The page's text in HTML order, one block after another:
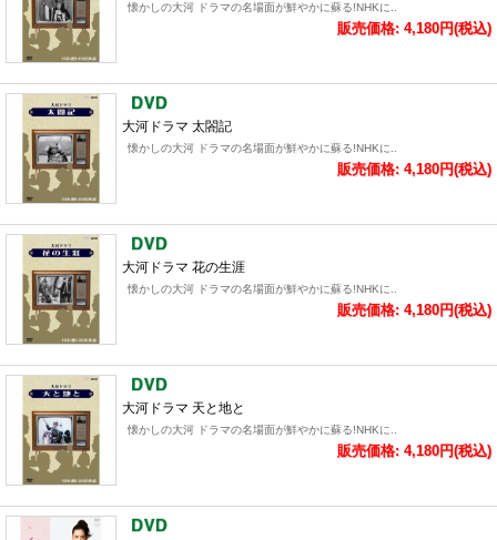
懐かしの大河 ドラマの名場面が鮮やかに蘇る!NHKに..
販売価格: 4,180円(税込)
大河ドラマ 太閤記
懐かしの大河 ドラマの名場面が鮮やかに蘇る!NHKに..
販売価格: 4,180円(税込)
大河ドラマ 花の生涯
懐かしの大河 ドラマの名場面が鮮やかに蘇る!NHKに..
販売価格: 4,180円(税込)
大河ドラマ 天と地と
懐かしの大河 ドラマの名場面が鮮やかに蘇る!NHKに..
販売価格: 4,180円(税込)